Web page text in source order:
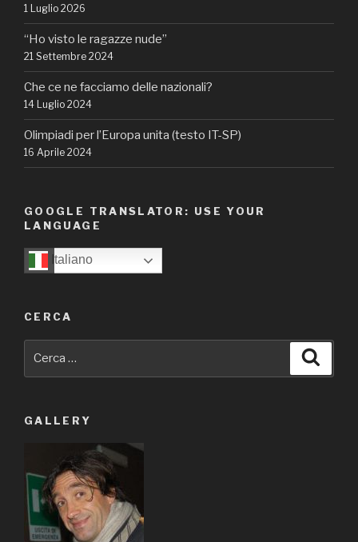
1 Luglio 2026
“Ho visto le ragazze nude”
21 Settembre 2024
Che ce ne facciamo delle nazionali?
14 Luglio 2024
Olimpiadi per l’Europa unita (testo IT-SP)
16 Aprile 2024
GOOGLE TRANSLATOR: USE YOUR
LANGUAGE
Italiano
CERCA
GALLERY